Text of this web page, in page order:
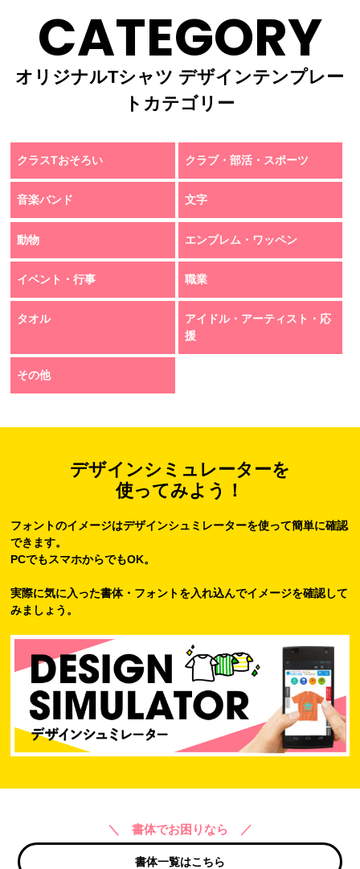
CATEGORY
オリジナルTシャツ デザインテンプレー
トカテゴリー
クラスTおそろい クラブ・部活・スポーツ
音楽バンド 文字
動物 エンブレム・ワッペン
イベント・行事 職業
タオル
アイドル・アーティスト・応
援
その他
デザインシミュレーターを
使ってみよう！
フォントのイメージはデザインシュミレーターを使って簡単に確認
できます。
PCでもスマホからでもOK。
実際に気に入った書体・フォントを入れ込んでイメージを確認して
みましょう。
＼ 書体でお困りなら ／
書体一覧はこちら